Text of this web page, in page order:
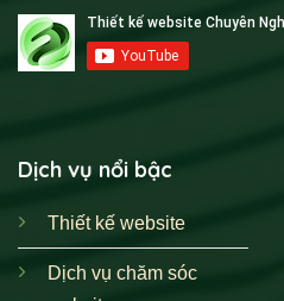
Dịch vụ nổi bậc
Thiết kế website
Dịch vụ chăm sóc